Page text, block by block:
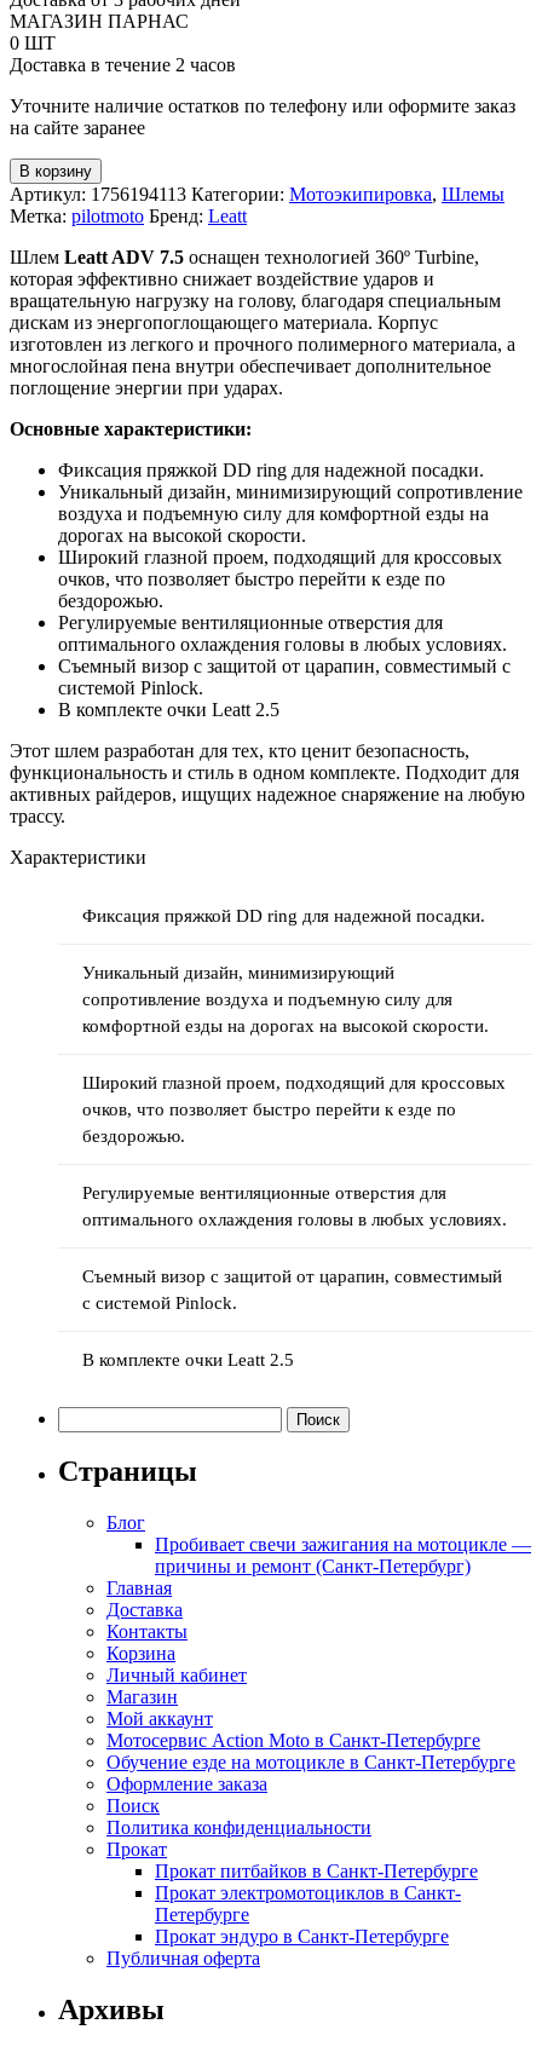
Leatt
ADV
7.5
Очки
2.5
МАГАЗИН ПАРНАС
0 ШТ
Доставка в течение 2 часов
Уточните наличие остатков по телефону или оформите заказ
на сайте заранее
В корзину
Артикул: 1756194113 Категории: Мотоэкипировка, Шлемы
Метка: pilotmoto Бренд: Leatt
Шлем Leatt ADV 7.5 оснащен технологией 360º Turbine,
которая эффективно снижает воздействие ударов и
вращательную нагрузку на голову, благодаря специальным
дискам из энергопоглощающего материала. Корпус
изготовлен из легкого и прочного полимерного материала, а
многослойная пена внутри обеспечивает дополнительное
поглощение энергии при ударах.
Основные характеристики:
Фиксация пряжкой DD ring для надежной посадки.
Уникальный дизайн, минимизирующий сопротивление
воздуха и подъемную силу для комфортной езды на
дорогах на высокой скорости.
Широкий глазной проем, подходящий для кроссовых
очков, что позволяет быстро перейти к езде по
бездорожью.
Регулируемые вентиляционные отверстия для
оптимального охлаждения головы в любых условиях.
Съемный визор с защитой от царапин, совместимый с
системой Pinlock.
В комплекте очки Leatt 2.5
Этот шлем разработан для тех, кто ценит безопасность,
функциональность и стиль в одном комплекте. Подходит для
активных райдеров, ищущих надежное снаряжение на любую
трассу.
Характеристики
Фиксация пряжкой DD ring для надежной посадки.
Уникальный дизайн, минимизирующий
сопротивление воздуха и подъемную силу для
комфортной езды на дорогах на высокой скорости.
Широкий глазной проем, подходящий для кроссовых
очков, что позволяет быстро перейти к езде по
бездорожью.
Регулируемые вентиляционные отверстия для
оптимального охлаждения головы в любых условиях.
Съемный визор с защитой от царапин, совместимый
с системой Pinlock.
В комплекте очки Leatt 2.5
Страницы
Блог
Пробивает свечи зажигания на мотоцикле —
причины и ремонт (Санкт-Петербург)
Главная
Доставка
Контакты
Корзина
Личный кабинет
Магазин
Мой аккаунт
Мотосервис Action Moto в Санкт-Петербурге
Обучение езде на мотоцикле в Санкт-Петербурге
Оформление заказа
Поиск
Политика конфиденциальности
Прокат
Прокат питбайков в Санкт-Петербурге
Прокат электромотоциклов в Санкт-
Петербурге
Прокат эндуро в Санкт-Петербурге
Публичная оферта
Архивы